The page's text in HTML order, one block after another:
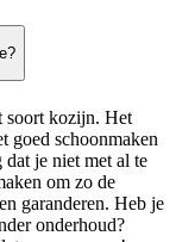
soort kozijn. Het
goed schoonmaken
je niet met al te
om zo de
garanderen. Heb je
onderhoud?